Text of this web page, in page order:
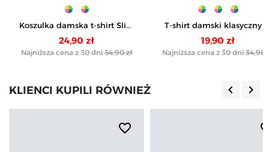
Koszulka damska t-shirt Slim
Fit z napisami
24,90 zł
Najniższa cena z 30 dni 34,90 zł
T-shirt damski klasyczny
paski
19,90 zł
Najniższa cena z 30 dni 34,90
KLIENCI KUPILI RÓWNIEŻ keyboard_arrow_left keyboard_arrow_right
favorite_border